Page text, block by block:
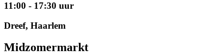
11:00 - 17:30 uur
Dreef, Haarlem
Midzomermarkt